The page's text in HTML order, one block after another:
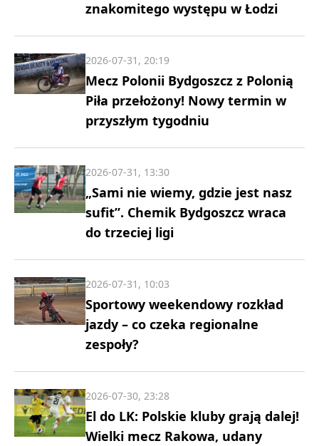
znakomitego występu w Łodzi
Mecz Polonii Bydgoszcz z Polonią
Piła przełożony! Nowy termin w
przyszłym tygodniu
2026-07-31, 20:19
„Sami nie wiemy, gdzie jest nasz
sufit”. Chemik Bydgoszcz wraca
do trzeciej ligi
2026-07-31, 13:30
Sportowy weekendowy rozkład
jazdy – co czeka regionalne
zespoły?
2026-07-31, 10:03
El do LK: Polskie kluby grają dalej!
Wielki mecz Rakowa, udany
2026-07-30, 23:28